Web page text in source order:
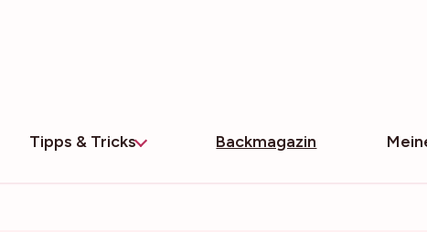
Tipps & Tricks Backmagazin